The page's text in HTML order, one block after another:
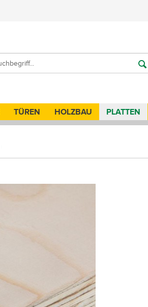
TÜREN HOLZBAU PLATTEN